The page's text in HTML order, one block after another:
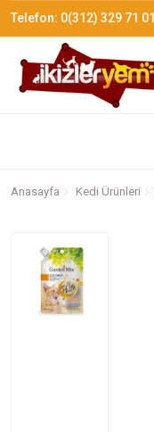
Telefon: 0(312) 329 71 01
Anasayfa Kedi Ürünleri